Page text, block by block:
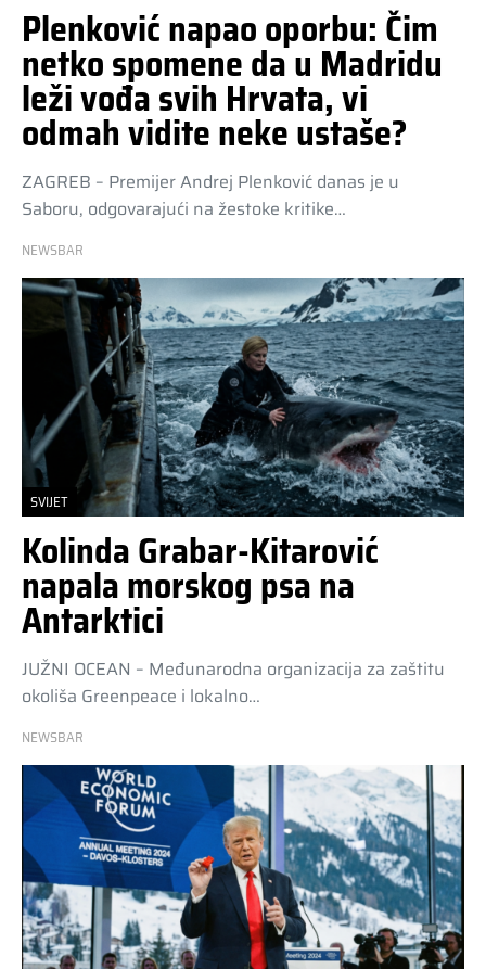
Plenković napao oporbu: Čim
netko spomene da u Madridu
leži vođa svih Hrvata, vi
odmah vidite neke ustaše?
ZAGREB – Premijer Andrej Plenković danas je u
Saboru, odgovarajući na žestoke kritike…
NEWSBAR
SVIJET
Kolinda Grabar-Kitarović
napala morskog psa na
Antarktici
JUŽNI OCEAN – Međunarodna organizacija za zaštitu
okoliša Greenpeace i lokalno…
NEWSBAR